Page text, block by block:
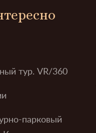
тур. VR/360
парковый